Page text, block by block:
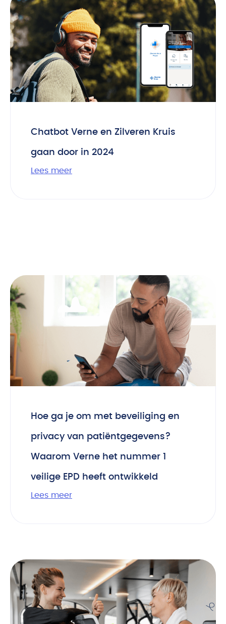
Chatbot Verne en Zilveren Kruis
gaan door in 2024
Lees meer
Hoe ga je om met beveiliging en
privacy van patiëntgegevens?
Waarom Verne het nummer 1
veilige EPD heeft ontwikkeld
Lees meer